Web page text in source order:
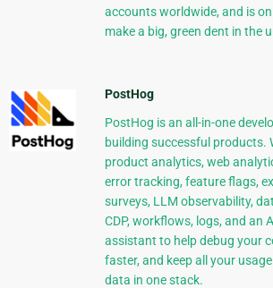
accounts worldwide, and is
make a big, green dent in the
PostHog
PostHog is an all-in-one
building successful products.
product analytics, web
error tracking, feature flags,
surveys, LLM observability,
CDP, workflows, logs, and an
assistant to help debug your
faster, and keep all your
data in one stack.